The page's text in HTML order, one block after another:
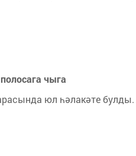
чыга
юл һәлакәте булды.